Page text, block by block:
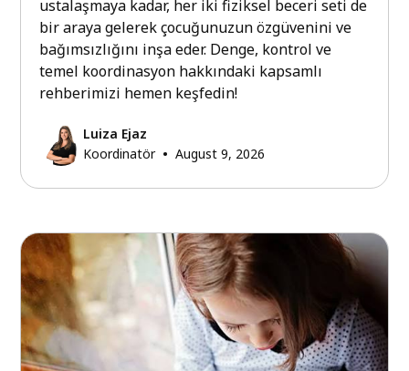
ustalaşmaya kadar, her iki fiziksel beceri seti de
bir araya gelerek çocuğunuzun özgüvenini ve
bağımsızlığını inşa eder. Denge, kontrol ve
temel koordinasyon hakkındaki kapsamlı
rehberimizi hemen keşfedin!
Luiza Ejaz
Koordinatör • August 9, 2026